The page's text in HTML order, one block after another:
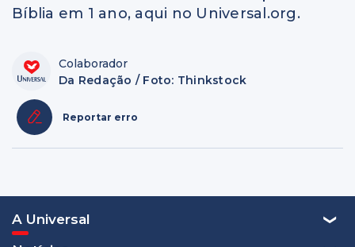
Bíblia em 1 ano, aqui no Universal.org.
Colaborador
Da Redação / Foto: Thinkstock
Reportar erro
A Universal